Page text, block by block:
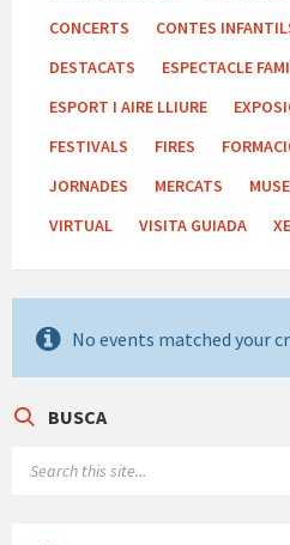
CONCERTS
CONTES
DESTACATS
ESPECTACLE
ESPORT I AIRE LLIURE
FESTIVALS
FIRES
JORNADES
MERCATS
VIRTUAL
VISITA GUIADA
No events matched your
BUSCA